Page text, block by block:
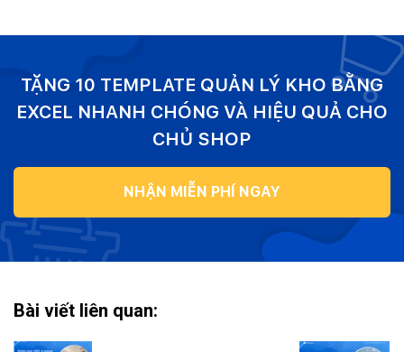
TẶNG 10 TEMPLATE QUẢN LÝ KHO BẰNG
EXCEL NHANH CHÓNG VÀ HIỆU QUẢ CHO
CHỦ SHOP
NHẬN MIỄN PHÍ NGAY
Bài viết liên quan: